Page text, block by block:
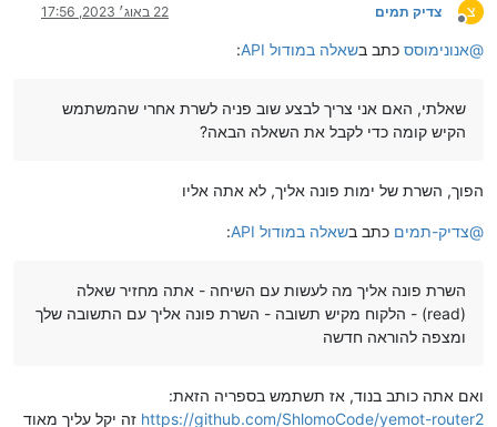
צ
מנותק
צדיק תמים 22 באוג׳ 2023, 17:56
@אנונימוסס כתב בשאלה במודול API :
שאלתי, האם אני צריך לבצע שוב פניה לשרת אחרי שהמשתמש
הקיש קומה כדי לקבל את השאלה הבאה?
הפוך, השרת של ימות פונה אליך, לא אתה אליו
@צדיק-תמים כתב בשאלה במודול API :
השרת פונה אליך מה לעשות עם השיחה - אתה מחזיר שאלה
(read) - הלקוח מקיש תשובה - השרת פונה אליך עם התשובה שלך
ומצפה להוראה חדשה
ואם אתה כותב בנוד, אז תשתמש בספריה הזאת:
https://github.com/ShlomoCode/yemot-router2 זה יקל עליך מאוד